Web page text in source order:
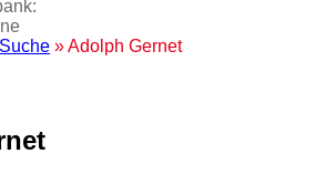
» Adolph Gernet